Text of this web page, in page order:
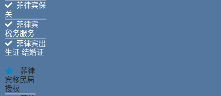
菲律宾保
关
菲律宾
税务服务
菲律宾出
生证 结婚证
菲律
宾移民局
授权